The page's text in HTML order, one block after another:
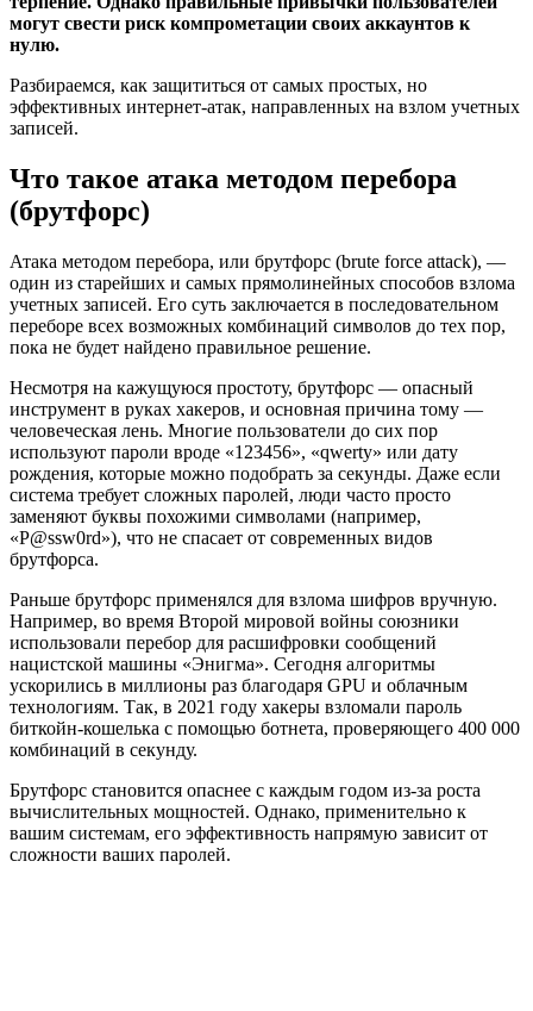
могут свести риск компрометации своих аккаунтов к
нулю.
Разбираемся, как защититься от самых простых, но
эффективных интернет-атак, направленных на взлом учетных
записей.
Что такое атака методом перебора
(брутфорс)
Атака методом перебора, или брутфорс (brute force attack), —
один из старейших и самых прямолинейных способов взлома
учетных записей. Его суть заключается в последовательном
переборе всех возможных комбинаций символов до тех пор,
пока не будет найдено правильное решение.
Несмотря на кажущуюся простоту, брутфорс — опасный
инструмент в руках хакеров, и основная причина тому —
человеческая лень. Многие пользователи до сих пор
используют пароли вроде «123456», «qwerty» или дату
рождения, которые можно подобрать за секунды. Даже если
система требует сложных паролей, люди часто просто
заменяют буквы похожими символами (например,
«P@ssw0rd»), что не спасает от современных видов
брутфорса.
Раньше брутфорс применялся для взлома шифров вручную.
Например, во время Второй мировой войны союзники
использовали перебор для расшифровки сообщений
нацистской машины «Энигма». Сегодня алгоритмы
ускорились в миллионы раз благодаря GPU и облачным
технологиям. Так, в 2021 году хакеры взломали пароль
биткойн-кошелька с помощью ботнета, проверяющего 400 000
комбинаций в секунду.
Брутфорс становится опаснее с каждым годом из-за роста
вычислительных мощностей. Однако, применительно к
вашим системам, его эффективность напрямую зависит от
сложности ваших паролей.